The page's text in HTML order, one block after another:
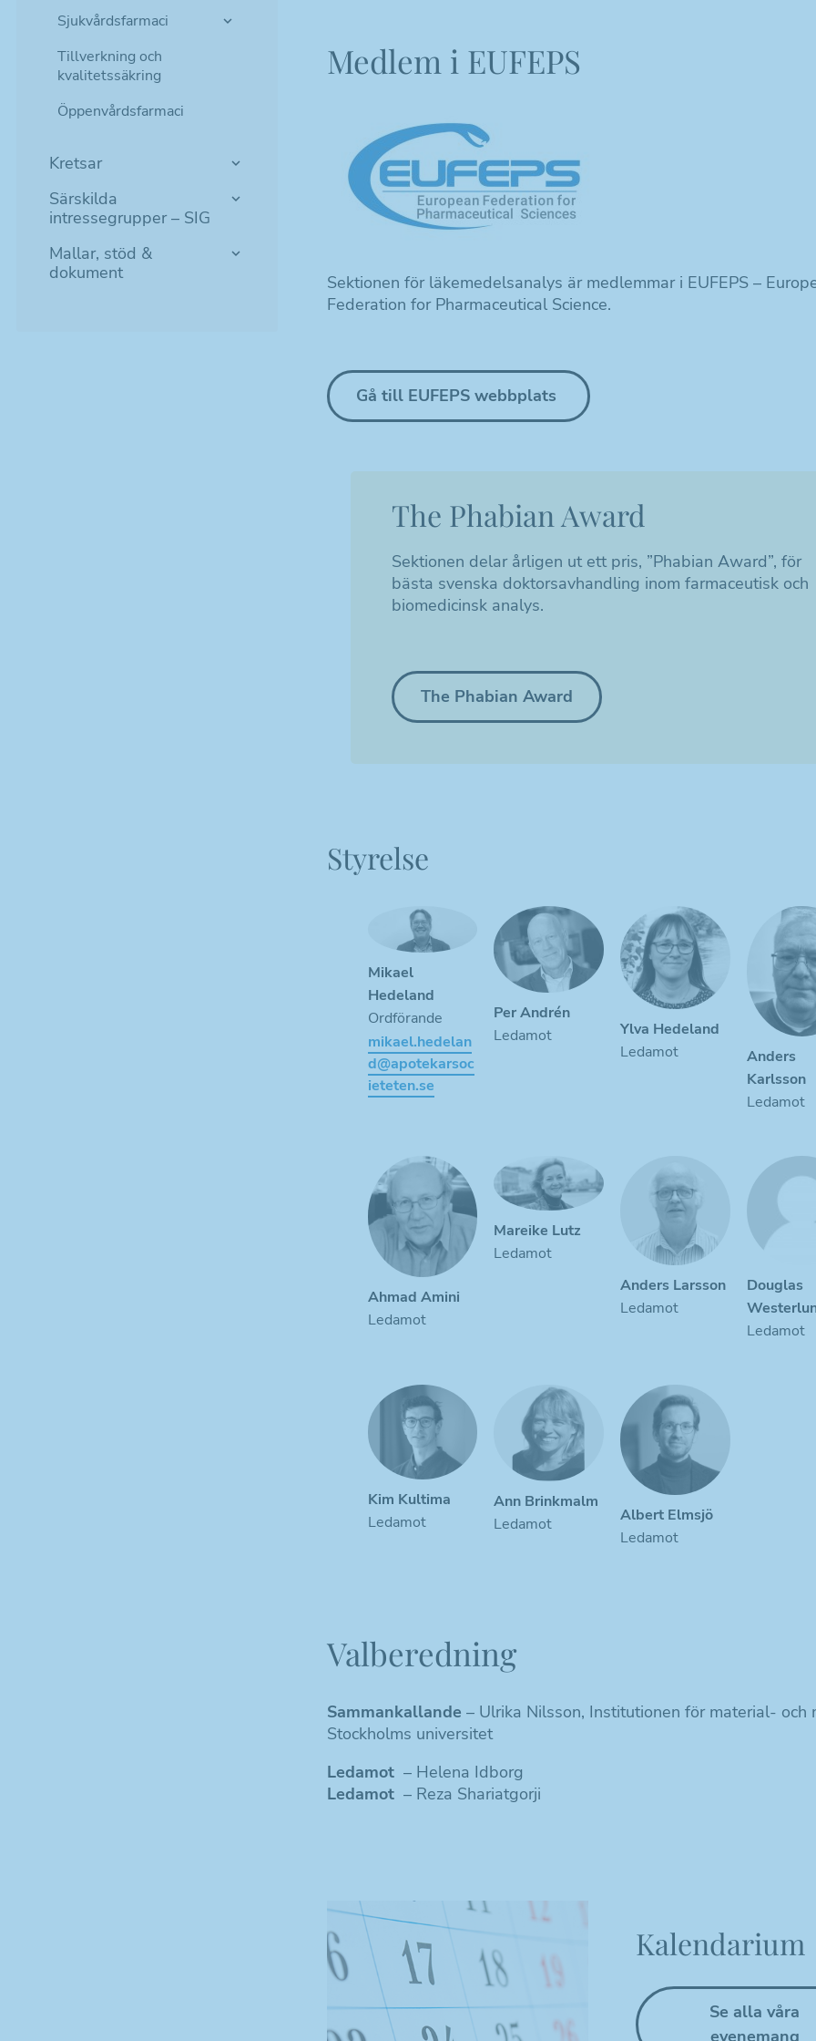
Sjukvårdsfarmaci
Tillverkning och
kvalitetssäkring
Öppenvårdsfarmaci
Kretsar
Särskilda
intressegrupper – SIG
Mallar, stöd &
dokument
Medlem i EUFEPS
Sektionen för läkemedelsanalys är medlemmar i EUFEPS –
Federation for Pharmaceutical Science.
Gå till EUFEPS webbplats
The Phabian Award
Sektionen delar årligen ut ett pris, ”Phabian Award”, för
bästa svenska doktorsavhandling inom farmaceutisk och
biomedicinsk analys.
The Phabian Award
Styrelse
Mikael
Hedeland
Ordförande
mikael.hedelan
d@apotekarsoc
ieteten.se
Per Andrén
Ledamot
Ylva Hedeland
Ledamot
Anders
Karlsson
Ledamot
Ahmad Amini
Ledamot
Mareike Lutz
Ledamot
Anders Larsson
Ledamot
Douglas
Ledamot
Kim Kultima
Ledamot
Ann Brinkmalm
Ledamot
Albert Elmsjö
Ledamot
Valberedning
Sammankallande – Ulrika Nilsson, Institutionen för material- och
Stockholms universitet
Ledamot – Helena Idborg
Ledamot – Reza Shariatgorji
Kalendarium
Se alla våra
välja bort. De
hemsidans
funktionalitet
uppbyggnad,
baserat på
hur